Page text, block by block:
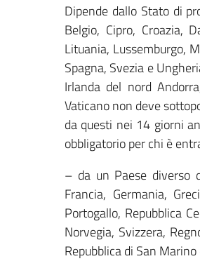
Dipende dallo Stato di
Belgio, Cipro, Croazia,
Lituania, Lussemburgo,
Spagna, Svezia e
Irlanda del nord
Vaticano non deve
da questi nei 14 giorni
obbligatorio per chi è
– da un Paese diverso
Francia, Germania,
Portogallo, Repubblica
Norvegia, Svizzera,
Repubblica di San